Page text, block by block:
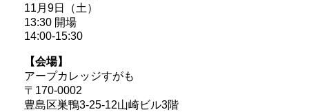
11月9日（土）
13:30 開場
14:00-15:30
【会場】
アープカレッジすがも
〒170-0002
豊島区巣鴨3-25-12山崎ビル3階